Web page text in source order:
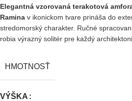
Elegantná vzorovaná terakotová
Ramina v ikonickom tvare prináša do
stredomorský charakter. Ručné
robia výrazný solitér pre každý
HMOTNOSŤ
VÝŠKA